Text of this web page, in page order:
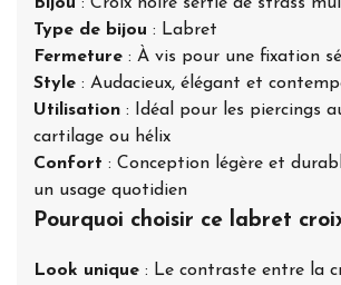
Type de bijou : Labret
Fermeture : À vis pour une fixation
Style : Audacieux, élégant et
Utilisation : Idéal pour les piercings
cartilage ou hélix
Confort : Conception légère et
un usage quotidien
Pourquoi choisir ce labret
Look unique : Le contraste entre la